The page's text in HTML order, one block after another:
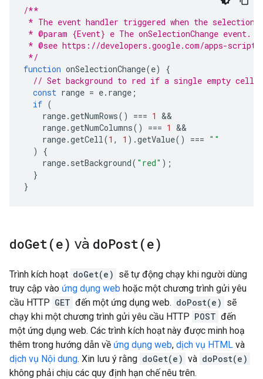
/**
* The event handler triggered when the selection
* @param {Event} e The onSelectionChange event.
* @see https://developers.google.com/apps-
*/
function onSelectionChange(e)
{
// Set background to red if a single empty cell
const range = e. range ;
if (
range.getNumRows() === 1
range.getNumColumns() === 1
range.getCell(1 , 1 ).getValue() === ""
)
{
range. setBackground( "red" );
}
}
doGet(e) và doPost(e)
Trình kích hoạt doGet(e) sẽ tự động chạy khi người dùng
truy cập vào ứng dụng web hoặc một chương trình gửi yêu
cầu HTTP GET đến một ứng dụng web. doPost(e) sẽ
chạy khi một chương trình gửi yêu cầu HTTP POST đến
một ứng dụng web. Các trình kích hoạt này được minh hoạ
thêm trong hướng dẫn về ứng dụng web, dịch vụ HTML và
dịch vụ Nội dung. Xin lưu ý rằng doGet(e) và doPost(e)
không phải chịu các quy định hạn chế nêu trên.